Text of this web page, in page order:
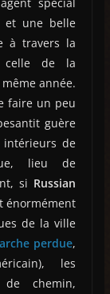
et une belle
à travers la
celle de la
année.
faire un peu
guère
de
lieu de
si Russian
énormément
de la ville
perdue,
les
chemin,